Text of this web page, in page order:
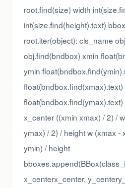
root.find(size) width
int(size.find(height).text)
root.iter(object): cls_name
obj.find(bndbox) xmin
ymin
float(bndbox.find(xmax).text)
x_center ((xmin xmax) / 2) /
ymax) / 2) / height w (xmax -
ymin) / height
x_centerx_center,